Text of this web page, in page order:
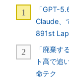
「GPT-
Claude、
891st Lap
「廃棄す
ト高で追
命テク